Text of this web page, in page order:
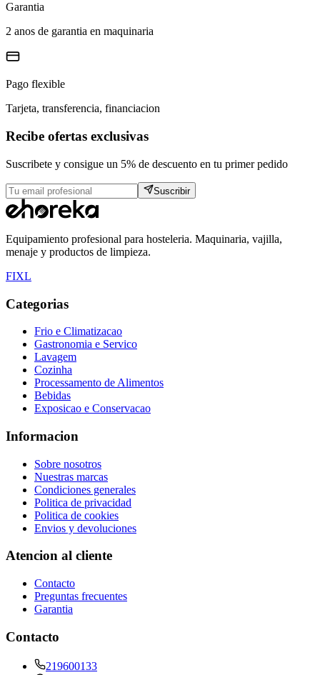
Garantia
2 anos de garantia en maquinaria
Pago flexible
Tarjeta, transferencia, financiacion
Recibe ofertas exclusivas
Suscribete y consigue un 5% de descuento en tu primer pedido
Suscribir
Equipamiento profesional para hosteleria. Maquinaria, vajilla,
menaje y productos de limpieza.
FIXL
Categorias
Frio e Climatizacao
Gastronomia e Servico
Lavagem
Cozinha
Processamento de Alimentos
Bebidas
Exposicao e Conservacao
Informacion
Sobre nosotros
Nuestras marcas
Condiciones generales
Politica de privacidad
Politica de cookies
Envios y devoluciones
Atencion al cliente
Contacto
Preguntas frecuentes
Garantia
Contacto
219600133